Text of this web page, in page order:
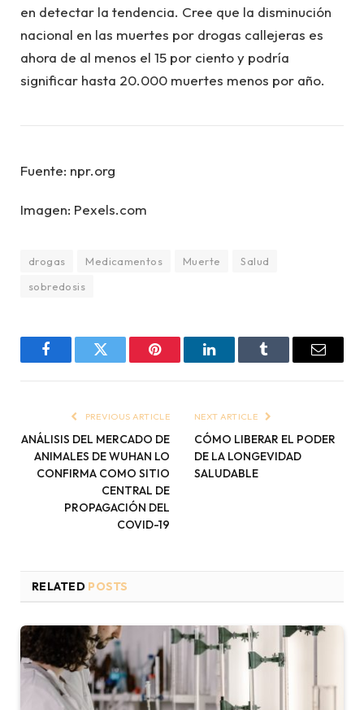
en detectar la tendencia. Cree que la disminución
nacional en las muertes por drogas callejeras es
ahora de al menos el 15 por ciento y podría
significar hasta 20.000 muertes menos por año.
Fuente: npr.org
Imagen: Pexels.com
drogas Medicamentos Muerte
Salud
sobredosis
FacebookTwitter Pinterest LinkedInTumblr Email
PREVIOUS ARTICLE
ANÁLISIS DEL MERCADO DE
ANIMALES DE WUHAN LO
CONFIRMA COMO SITIO
CENTRAL DE
PROPAGACIÓN DEL
COVID-19
NEXT ARTICLE
CÓMO LIBERAR EL PODER
DE LA LONGEVIDAD
SALUDABLE
RELATED POSTS